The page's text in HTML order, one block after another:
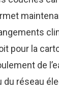
pour la
de
réseau